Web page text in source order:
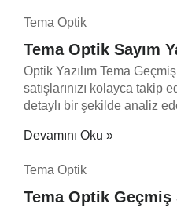
Tema Optik
Tema Optik Sayım
Optik Yazılım Tema
satışlarınızı kolayca takip
detaylı bir şekilde analiz
Devamını Oku »
Tema Optik
Tema Optik Geçmiş